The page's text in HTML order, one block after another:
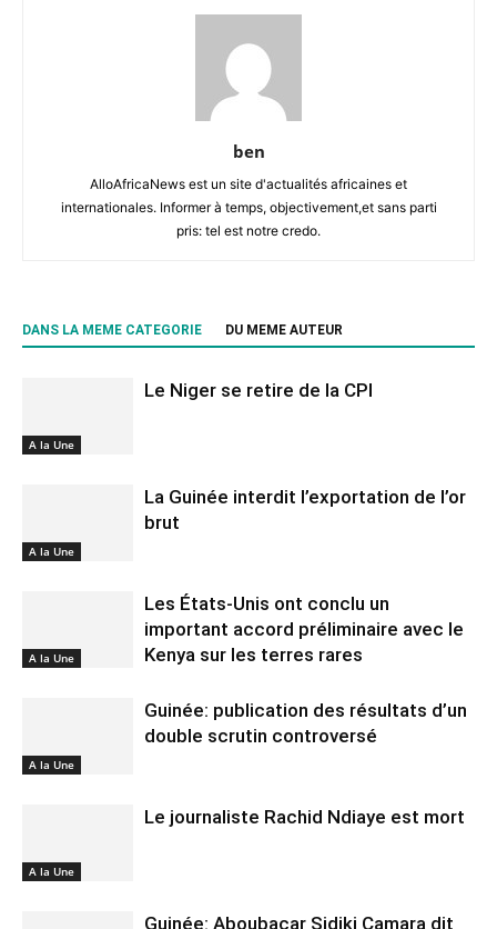
ben
AlloAfricaNews est un site d'actualités africaines et
internationales. Informer à temps, objectivement,et sans parti
pris: tel est notre credo.
DANS LA MEME CATEGORIE DU MEME AUTEUR
A la Une
Le Niger se retire de la CPI
A la Une
La Guinée interdit l’exportation de l’or
brut
A la Une
Les États-Unis ont conclu un
important accord préliminaire avec le
Kenya sur les terres rares
A la Une
Guinée: publication des résultats d’un
double scrutin controversé
A la Une
Le journaliste Rachid Ndiaye est mort
Guinée: Aboubacar Sidiki Camara dit